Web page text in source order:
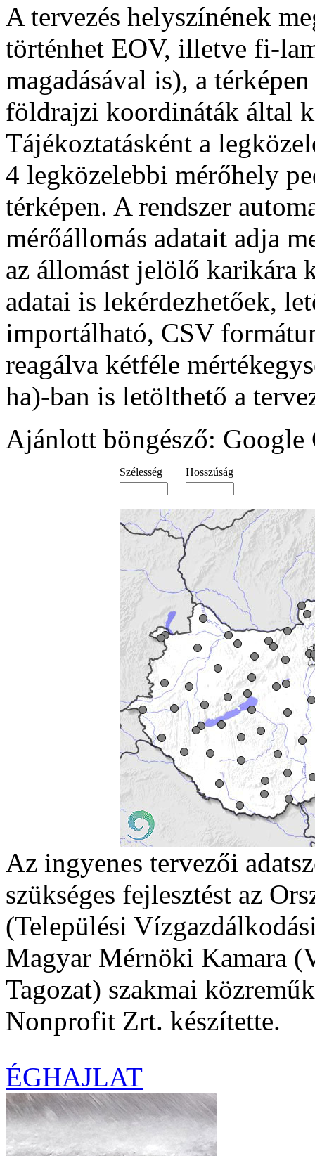
A tervezés helyszínének
történhet EOV, illetve fi-
magadásával is), a
földrajzi koordináták által
Tájékoztatásként a
4 legközelebbi mérőhely
térképen. A rendszer
mérőállomás adatait adja
az állomást jelölő karikára
adatai is lekérdezhetőek,
importálható, CSV
reagálva kétféle
ha)-ban is letölthető a
Ajánlott böngésző:
Szélesség Hosszúság
Az ingyenes tervezői
szükséges fejlesztést az
(Települési
Magyar Mérnöki Kamara
Tagozat) szakmai
Nonprofit Zrt. készítette.
ÉGHAJLAT